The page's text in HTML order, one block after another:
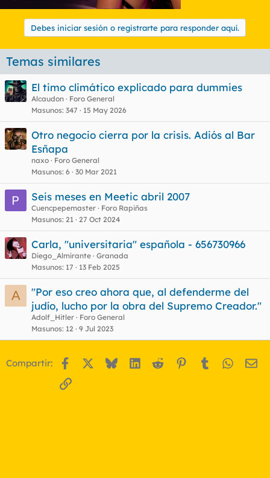
Debes iniciar sesión o registrarte para responder aquí.
Temas similares
El timo climático explicado para dummies
Alcaudon
Foro General
Masunos 347 15 May 2026
Otro negocio cierra por la crisis. Adiós al Bar
Esñapa
naxo
Foro General
Masunos 6 30 Mar 2021
Seis meses en Meetic abril 2007
Cuencpepemaster
Foro Rapiñas
Masunos 21 27 Oct 2024
Carla, "universitaria" española - 656730966
Diego_Almirante Granada
Masunos 17 13 Feb 2025
A
"Por eso creo ahora que, al defenderme del
judío, lucho por la obra del Supremo Creador."
Adolf_Hitler
Foro General
Masunos 12 9 Jul 2023
Compartir: Facebook BlueskyLinkedIn
Reddit Pinterest
Tumblr
Enlace